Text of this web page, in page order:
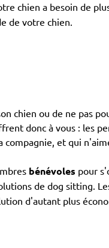
chien a besoin de
de votre chien.
chien ou de ne pas
donc à vous : les
compagnie, et qui
bénévoles pour
de dog sitting.
d'autant plus